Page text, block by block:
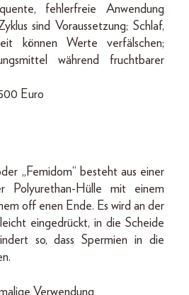
fehlerfreie Anwendung
sind Voraussetzung; Schlaf,
können Werte verfälschen;
während fruchtbarer
Euro
„Femidom“ besteht aus einer
Polyurethan-Hülle mit einem
off enen Ende. Es wird an der
eingedrückt, in die Scheide
so, dass Spermien in die
Verwendung